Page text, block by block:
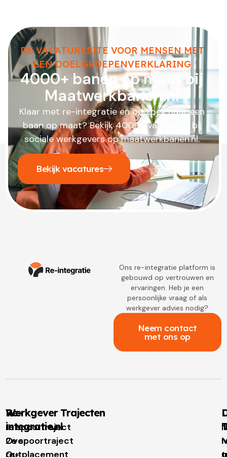
DE VACATURESITE VOOR MENSEN MET
EEN DOELGROEPENVERKLARING
4000+ banen op maat bij
Maatwerkbanen.nl
Klaar met re-integratie en op zoek naar een
baan op maat? Bekijk 4000+ vacatures bij
sociale werkgevers op maatwerkbanen.nl.
Bekijk vacatures
Ons re-integratie platform is
gebouwd op vertrouwen en
ervaringen. Heb je een
persoonlijke vraag of als
werkgever advies nodig?
Neem contact
met ons op
Re-
integratie.nl
Over
re-
Werkgever Trajecten
1e spoortraject
2e spoortraject
Outplacement